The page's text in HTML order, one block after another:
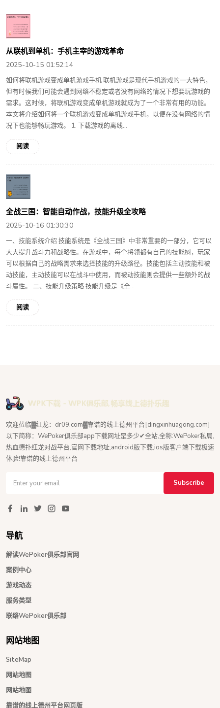
从联机到单机：手机主宰的游戏革命
2025-10-15 01:52:14
如何将联机游戏变成单机游戏手机 联机游戏是现代手机游戏的一大特色，
但有时候我们可能会遇到网络不稳定或者没有网络的情况下想要玩游戏的
需求。这时候，将联机游戏变成单机游戏就成为了一个非常有用的功能。
本文将介绍如何将一个联机游戏变成单机游戏手机，以便在没有网络的情
况下也能够畅玩游戏。 1. 下载游戏的离线...
阅读
全战三国：智能自动作战，技能升级全攻略
2025-10-16 01:30:30
一、技能系统介绍 技能系统是《全战三国》中非常重要的一部分，它可以
大大提升战斗力和战略性。在游戏中，每个将领都有自己的技能树，玩家
可以根据自己的战略需求来选择技能的升级路径。技能包括主动技能和被
动技能，主动技能可以在战斗中使用，而被动技能则会提供一些额外的战
斗属性。 二、技能升级策略 技能升级是《全...
阅读
欢迎莅临▓红龙：dr09.com▓靠谱的线上德州平台[dingxinhuagong.com]
以下简称：WePoker俱乐部app下载网址是多少✔全站,全称:WePoker私局,
热血德扑红龙对战平台,官网下载地址,android版下载,ios版客户端下载极速
体验!靠谱的线上德州平台
Subscribe
导航
解读WePoker俱乐部官网
案例中心
游戏动态
服务类型
联络WePoker俱乐部
网站地图
SiteMap
网站地图
网站地图
靠谱的线上德州平台网页版